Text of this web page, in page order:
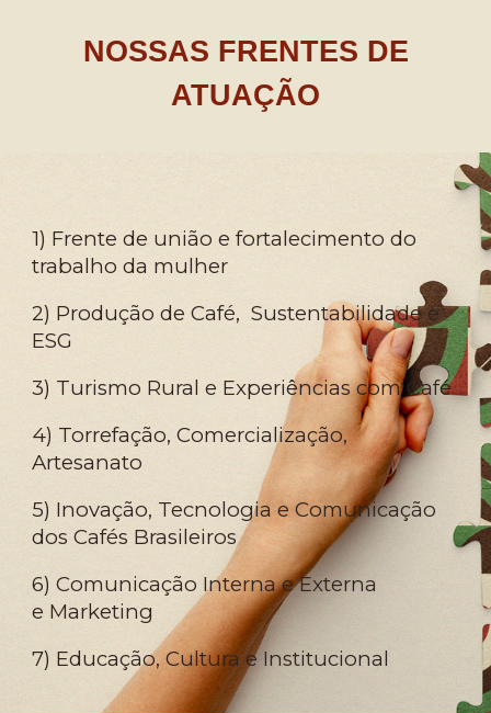
NOSSAS FRENTES DE
ATUAÇÃO
1) Frente de união e fortalecimento do
trabalho da mulher
2) Produção de Café, Sustentabilidade e
ESG
3) Turismo Rural e Experiências com Café
4) Torrefação, Comercialização,
Artesanato
5) Inovação, Tecnologia e Comunicação
dos Cafés Brasileiros
6) Comunicação Interna e Externa
e Marketing
7) Educação, Cultura e Institucional